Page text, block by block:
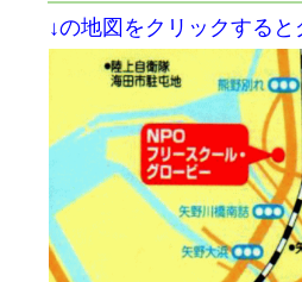
↓の地図をクリックする